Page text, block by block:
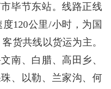
毕节东站。线路正线
120公里/小时，为国
货共线以货运为主。
南、白腊、高田乡、
、以勒、兰家沟、何